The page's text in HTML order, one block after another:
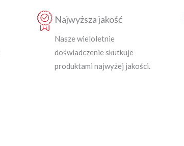
Najwyższa jakość
Nasze wieloletnie
doświadczenie skutkuje
produktami najwyżej jakości.